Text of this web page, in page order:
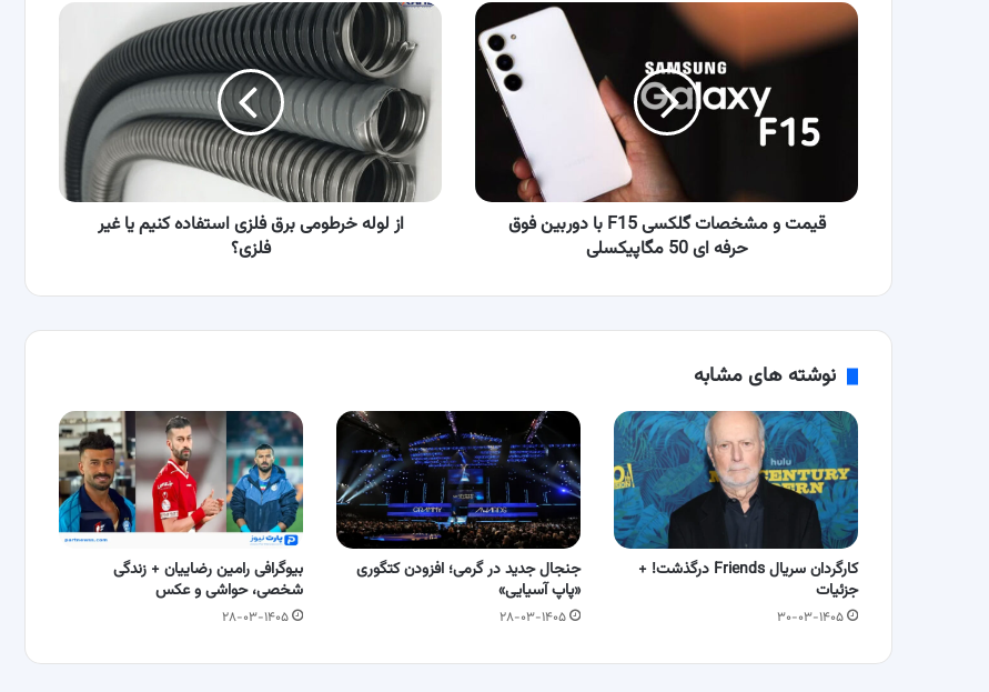
قیمت
و
مشخصات
حرفه
قیمت و مشخصات گلکسی F15 با دوربین فوق
حرفه ای 50 مگاپیکسلی
از
خرطومی
برق
فلزی
استفاده
غیر
از لوله خرطومی برق فلزی استفاده کنیم یا غیر
فلزی؟
نوشته های مشابه
کارگردان سریال Friends درگذشت! +
جزئیات
۳۰-۰۳-۱۴۰۵
جنجال جدید در گرمی؛ افزودن کتگوری
«پاپ آسیایی»
۲۸-۰۳-۱۴۰۵
بیوگرافی رامین رضاییان + زندگی
شخصی، حواشی و عکس
۲۸-۰۳-۱۴۰۵